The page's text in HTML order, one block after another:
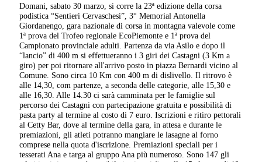
Domani, sabato 30 marzo, si corre la 23ª edizione della corsa
podistica “Sentieri Cervaschesi”, 3° Memorial Antonella
Giordanengo, gara nazionale di corsa in montagna valevole come
1ª prova del Trofeo regionale EcoPiemonte e 1ª prova del
Campionato provinciale adulti. Partenza da via Asilo e dopo il
“lancio” di 400 m si effettueranno i 3 giri dei Castagni (3 Km a
giro) per poi ritornare all'arrivo posto in piazza Bernardi vicino al
Comune. Sono circa 10 Km con 400 m di dislivello. Il ritrovo è
alle 14,30, com partenze, a seconda delle categorie, alle 15,30 e
alle 16,30. Alle 14.30 ci sarà camminata per le famiglie sul
percorso dei Castagni con partecipazione gratuita e possibilità di
pasta party al termine al costo di 7 euro. Iscrizioni e ritiro pettorali
al Cetty Bar, dove al termine della gara, in attesa e durante le
premiazioni, gli atleti potranno mangiare le lasagne al forno
comprese nella quota d'iscrizione. Premiazioni speciali per i
tesserati Ana e targa al gruppo Ana più numeroso. Sono 147 gli